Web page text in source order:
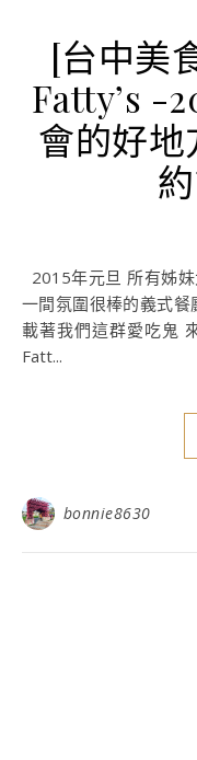
[台中美
Fatty’s -
會的好
2015年元旦 所有姊妹大出動聚餐 親愛的Jean就替我們找了
一間氛圍很棒的義式餐
載著我們這群愛吃鬼
Fatt...
bonnie8630